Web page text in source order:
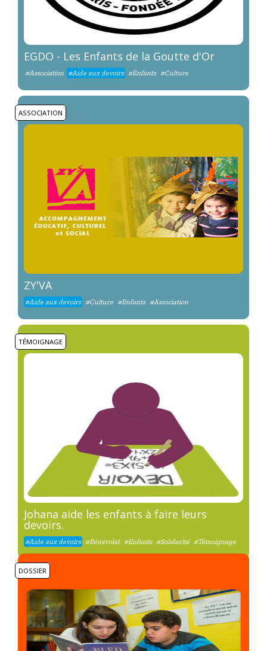
EGDO - Les Enfants de la Goutte d'Or
#Association #Aide aux devoirs #Enfants #Culture
ASSOCIATION
ZY'VA
#Aide aux devoirs #Culture #Enfants #Association
TÉMOIGNAGE
Johana aide les enfants à faire leurs
devoirs.
#Aide aux devoirs #Bénévolat #Enfants #Solidarité #Témoignage
DOSSIER